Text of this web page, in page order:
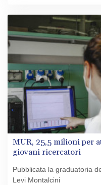
MUR, 25,5 milioni per
giovani ricercatori
Pubblicata la graduatoria
Levi Montalcini